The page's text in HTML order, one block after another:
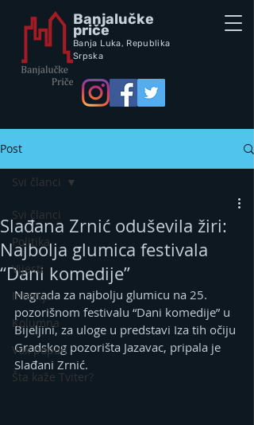
Banjalučke
priče
Banja Luka, Republika
Srpska
Post
Svi članci
Politika
Vijesti
Intervju
Kolumna
Vox populi
Šta kaže Tviter?
Svi članci
Slađana Zrnić oduševila žiri:
Najbolja glumica festivala
“Dani komedije”
Nagrada za najbolju glumicu na 25.
pozorišnom festivalu “Dani komedije” u
Bijeljini, za uloge u predstavi Iza tih očiju
Gradskog pozorišta Jazavac, pripala je
Slađani Zrnić.